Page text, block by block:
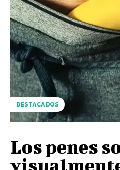
DESTACADOS
Los penes